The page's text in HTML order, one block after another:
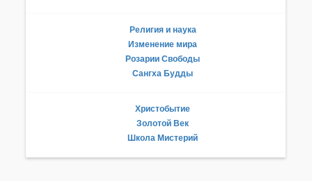
Религия и наука
Изменение мира
Розарии Свободы
Сангха Будды
Христобытие
Золотой Век
Школа Мистерий